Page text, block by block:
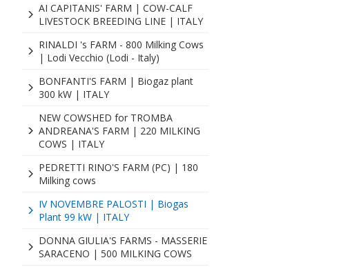
AI CAPITANIS' FARM | COW-CALF
LIVESTOCK BREEDING LINE | ITALY
RINALDI 's FARM - 800 Milking Cows
| Lodi Vecchio (Lodi - Italy)
BONFANTI'S FARM | Biogaz plant
300 kW | ITALY
NEW COWSHED for TROMBA
ANDREANA'S FARM | 220 MILKING
COWS | ITALY
PEDRETTI RINO'S FARM (PC) | 180
Milking cows
IV NOVEMBRE PALOSTI | Biogas
Plant 99 kW | ITALY
DONNA GIULIA'S FARMS - MASSERIE
SARACENO | 500 MILKING COWS